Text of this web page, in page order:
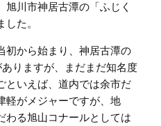
旭川市神居古潭の「ふじく
た。
から始まり、神居古潭の
りますが、まだまだ知名度
といえば、道内では余市だ
軽がメジャーですが、地
わる旭山コナールとしては